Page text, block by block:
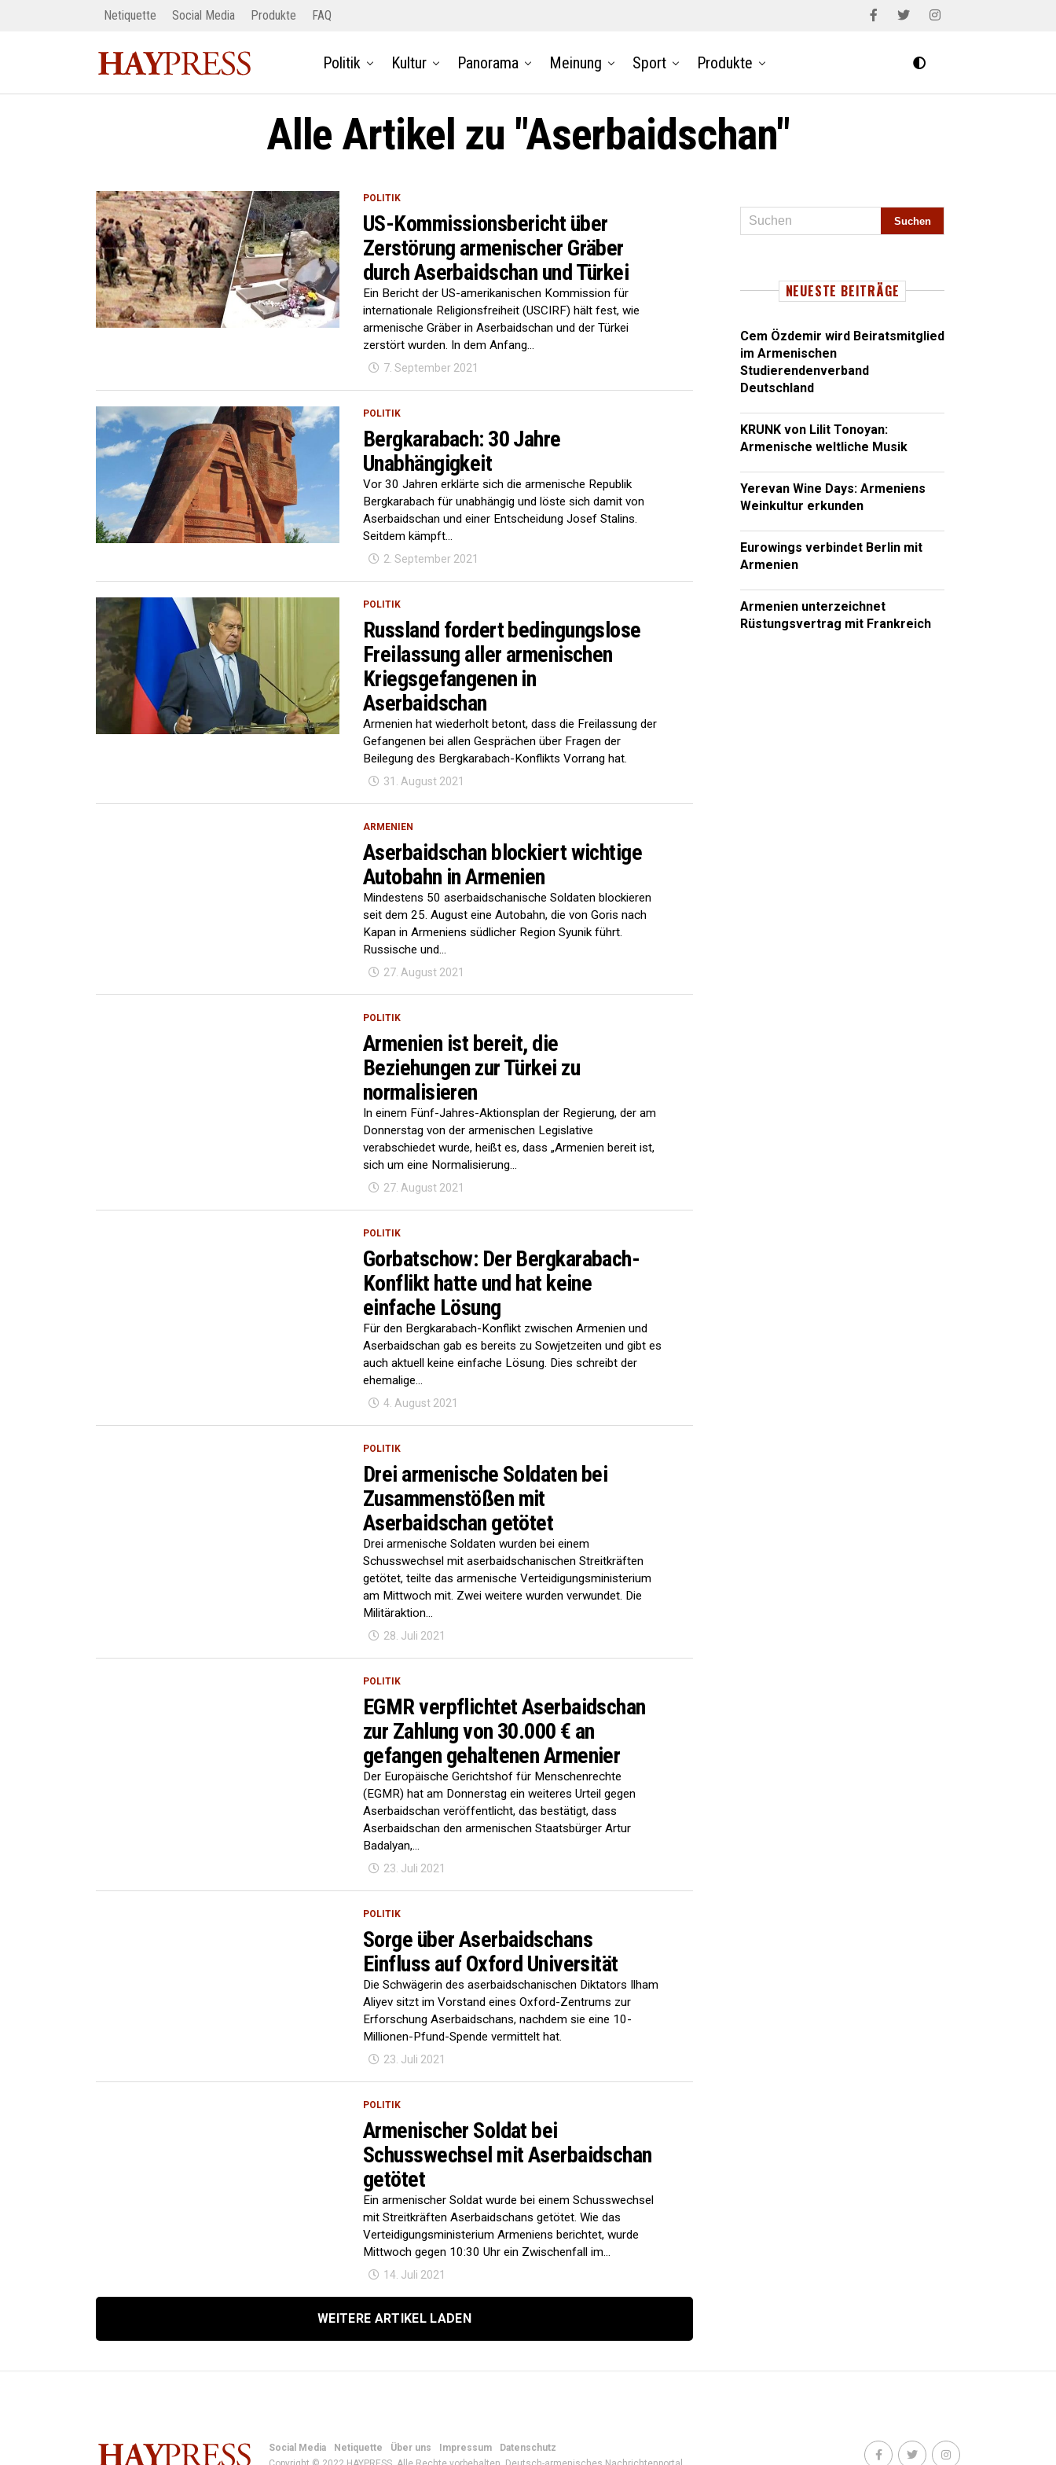
Netiquette Social Media Produkte FAQ
Politik Kultur Panorama Meinung Sport Produkte
Alle Artikel zu "Aserbaidschan"
POLITIK
US-Kommissionsbericht über
Zerstörung armenischer Gräber
durch Aserbaidschan und Türkei
Ein Bericht der US-amerikanischen Kommission für
internationale Religionsfreiheit (USCIRF) hält fest, wie
armenische Gräber in Aserbaidschan und der Türkei
zerstört wurden. In dem Anfang...
7. September 2021
POLITIK
Bergkarabach: 30 Jahre
Unabhängigkeit
Vor 30 Jahren erklärte sich die armenische Republik
Bergkarabach für unabhängig und löste sich damit von
Aserbaidschan und einer Entscheidung Josef Stalins.
Seitdem kämpft...
2. September 2021
POLITIK
Russland fordert bedingungslose
Freilassung aller armenischen
Kriegsgefangenen in
Aserbaidschan
Armenien hat wiederholt betont, dass die Freilassung der
Gefangenen bei allen Gesprächen über Fragen der
Beilegung des Bergkarabach-Konflikts Vorrang hat.
31. August 2021
ARMENIEN
Aserbaidschan blockiert wichtige
Autobahn in Armenien
Mindestens 50 aserbaidschanische Soldaten blockieren
seit dem 25. August eine Autobahn, die von Goris nach
Kapan in Armeniens südlicher Region Syunik führt.
Russische und...
27. August 2021
POLITIK
Armenien ist bereit, die
Beziehungen zur Türkei zu
normalisieren
In einem Fünf-Jahres-Aktionsplan der Regierung, der am
Donnerstag von der armenischen Legislative
verabschiedet wurde, heißt es, dass „Armenien bereit ist,
sich um eine Normalisierung...
27. August 2021
POLITIK
Gorbatschow: Der Bergkarabach-
Konflikt hatte und hat keine
einfache Lösung
Für den Bergkarabach-Konflikt zwischen Armenien und
Aserbaidschan gab es bereits zu Sowjetzeiten und gibt es
auch aktuell keine einfache Lösung. Dies schreibt der
ehemalige...
4. August 2021
POLITIK
Drei armenische Soldaten bei
Zusammenstößen mit
Aserbaidschan getötet
Drei armenische Soldaten wurden bei einem
Schusswechsel mit aserbaidschanischen Streitkräften
getötet, teilte das armenische Verteidigungsministerium
am Mittwoch mit. Zwei weitere wurden verwundet. Die
Militäraktion...
28. Juli 2021
POLITIK
EGMR verpflichtet Aserbaidschan
zur Zahlung von 30.000 € an
gefangen gehaltenen Armenier
Der Europäische Gerichtshof für Menschenrechte
(EGMR) hat am Donnerstag ein weiteres Urteil gegen
Aserbaidschan veröffentlicht, das bestätigt, dass
Aserbaidschan den armenischen Staatsbürger Artur
Badalyan,...
23. Juli 2021
POLITIK
Sorge über Aserbaidschans
Einfluss auf Oxford Universität
Die Schwägerin des aserbaidschanischen Diktators Ilham
Aliyev sitzt im Vorstand eines Oxford-Zentrums zur
Erforschung Aserbaidschans, nachdem sie eine 10-
Millionen-Pfund-Spende vermittelt hat.
23. Juli 2021
POLITIK
Armenischer Soldat bei
Schusswechsel mit Aserbaidschan
getötet
Ein armenischer Soldat wurde bei einem Schusswechsel
mit Streitkräften Aserbaidschans getötet. Wie das
Verteidigungsministerium Armeniens berichtet, wurde
Mittwoch gegen 10:30 Uhr ein Zwischenfall im...
14. Juli 2021
WEITERE ARTIKEL LADEN
NEUESTE BEITRÄGE
Cem Özdemir wird Beiratsmitglied
im Armenischen
Studierendenverband
Deutschland
KRUNK von Lilit Tonoyan:
Armenische weltliche Musik
Yerevan Wine Days: Armeniens
Weinkultur erkunden
Eurowings verbindet Berlin mit
Armenien
Armenien unterzeichnet
Rüstungsvertrag mit Frankreich
Social Media Netiquette Über uns Impressum
Datenschutz